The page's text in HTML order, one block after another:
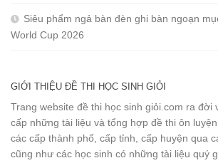
Siêu phẩm ngả bàn đèn ghi bàn ngoạn
World Cup 2026
GIỚI THIỆU ĐỀ THI HỌC SINH GIỎI
Trang website đề thi học sinh giỏi.com ra đời
cấp những tài liệu và tổng hợp đề thi ôn
các cấp thành phố, cấp tỉnh, cấp huyện qua
cũng như các học sinh có những tài liệu quý